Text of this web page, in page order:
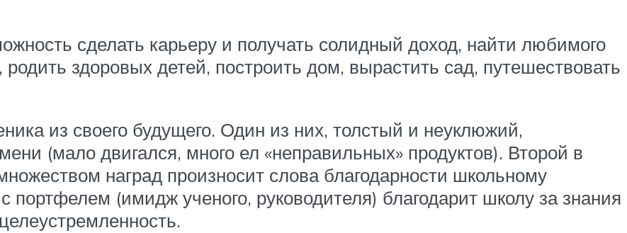
сделать карьеру и получать солидный доход, найти любимого
здоровых детей, построить дом, вырастить сад, путешествовать
из своего будущего. Один из них, толстый и неуклюжий,
(мало двигался, много ел «неправильных» продуктов). Второй в
наград произносит слова благодарности школьному
портфелем (имидж ученого, руководителя) благодарит школу за знания